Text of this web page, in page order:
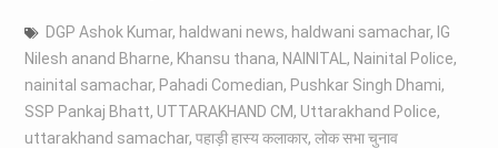
DGP Ashok Kumar, haldwani news, haldwani samachar, IG
Nilesh anand Bharne, Khansu thana, NAINITAL , Nainital Police,
nainital samachar, Pahadi Comedian, Pushkar Singh Dhami,
SSP Pankaj Bhatt, UTTARAKHAND CM, Uttarakhand Police,
uttarakhand samachar, पहाड़ी हास्य कलाकार, लोक सभा चुनाव